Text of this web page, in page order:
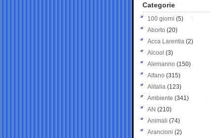
Categorie
100 giorni (5)
Aborto (20)
Acca Larentia (2)
Alcool (3)
Alemanno (150)
Alfano (315)
Alitalia (123)
Ambiente (341)
AN (210)
Animali (74)
Arancioni (2)